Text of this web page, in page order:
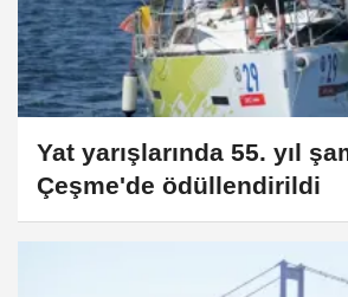
Yat yarışlarında 55. yıl
Çeşme'de ödüllendirildi